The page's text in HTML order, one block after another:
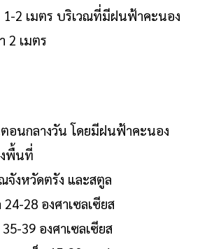
1-2 เมตร บริเวณที่มีฝนฟ้าคะนอง
2 เมตร
อนกลางวัน โดยมีฝนฟ้าคะนอง
พื้นที่
จังหวัดตรัง และสตูล
28 องศาเซลเซียส
39 องศาเซลเซียส